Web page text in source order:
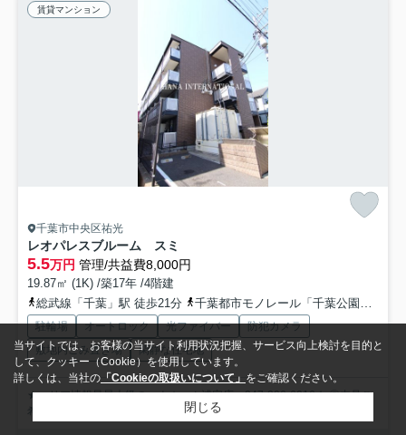
賃貸マンション
千葉市中央区祐光
レオパレスブルーム スミ
5.5万円 管理/共益費8,000円
19.87㎡ (1K) /築17年 /4階建
総武線「千葉」駅 徒歩21分
千葉都市モノレール「千葉公園」駅 徒歩13分
駐輪場 オートロック 光ファイバー
防犯カメラ
敷地内ごみ置き場
閑静な住宅地
★エリア情報量最大級のハナホーム浦安店 047-306-6016★ ◎内見ご
希望のお客様はページ右上の【お問い合わせ】...
当サイトでは、お客様の当サイト利用状況把握、サービス向上検討を目的と
して、クッキー（Cookie）を使用しています。
詳しくは、当社の 「Cookieの取扱いについて」 をご確認ください。
閉じる